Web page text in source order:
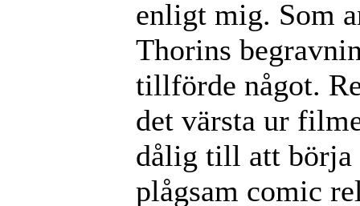
enligt mig. Som
Thorins
tillförde något.
det värsta ur
dålig till att börja
plågsam comic